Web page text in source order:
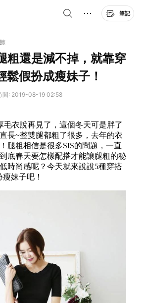
筆記
粗還是減不掉，就靠穿
鬆假扮成瘦妹子！
間: 2019-08-19 02:58
毛衣說再見了，這個冬天可是胖了
長~整雙腿都粗了很多，去年的衣
腿粗相信是很多SIS的問題， 一直
底春天要怎樣配搭才能讓腿粗的秘
時尚感呢？今天就來說說5種穿搭
妹子吧！